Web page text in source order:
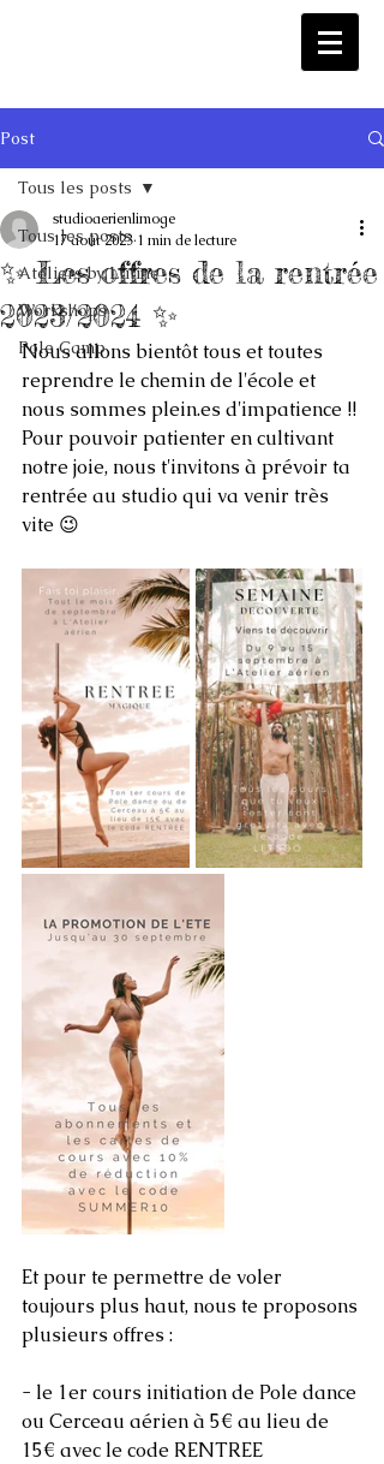
Post
Tous les posts
Ateliers by Lutine
Workshops
Pole Camp
Tous les posts
✨ Les offres de la rentrée
2023/2024 ✨
studioaerienlimoge
17 août 2023 1 min de lecture
Nous allons bientôt tous et toutes
reprendre le chemin de l'école et
nous sommes plein.es d'impatience !!
Pour pouvoir patienter en cultivant
notre joie, nous t'invitons à prévoir ta
rentrée au studio qui va venir très
vite 😉
Et pour te permettre de voler
toujours plus haut, nous te proposons
plusieurs offres :
- le 1er cours initiation de Pole dance
ou Cerceau aérien à 5€ au lieu de
15€ avec le code RENTREE